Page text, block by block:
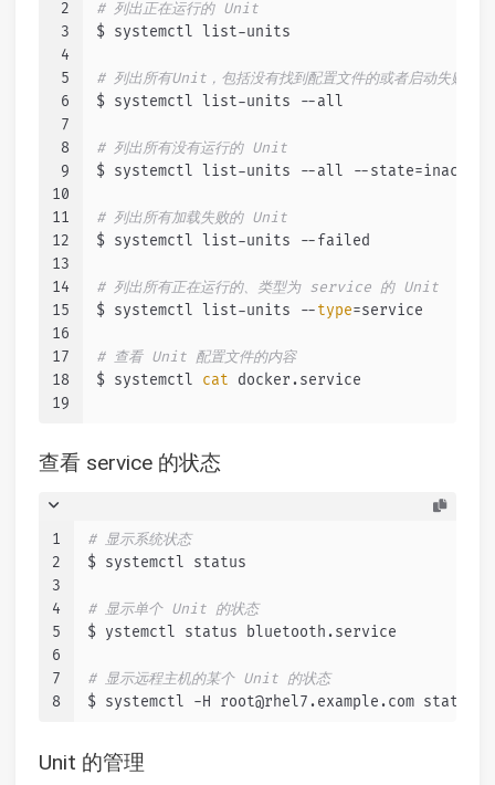
2
3
4
5
6
7
8
9
10
11
12
13
14
15
16
17
18
19
# 列出正在运行的 Unit
$ systemctl list-units
# 列出所有Unit，包括没有找到配置文件的或者启动失败的
$ systemctl list-units --all
# 列出所有没有运行的 Unit
$ systemctl list-units --all --state=inactive
# 列出所有加载失败的 Unit
$ systemctl list-units --failed
# 列出所有正在运行的、类型为 service 的 Unit
$ systemctl list-units --type=service
# 查看 Unit 配置文件的内容
$ systemctl cat docker.service
查看 service 的状态
1
2
3
4
5
6
7
8
# 显示系统状态
$ systemctl status
# 显示单个 Unit 的状态
$ ystemctl status bluetooth.service
# 显示远程主机的某个 Unit 的状态
$ systemctl -H root@rhel7.example.com status
Unit 的管理